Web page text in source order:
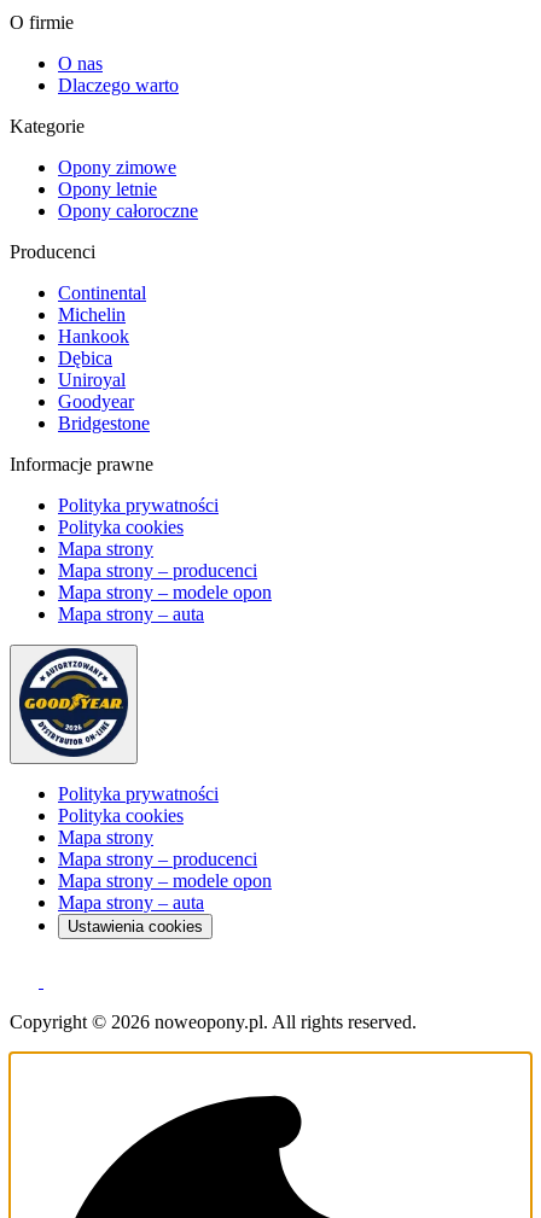
O firmie
O nas
Dlaczego warto
Kategorie
Opony zimowe
Opony letnie
Opony całoroczne
Producenci
Continental
Michelin
Hankook
Dębica
Uniroyal
Goodyear
Bridgestone
Informacje prawne
Polityka prywatności
Polityka cookies
Mapa strony
Mapa strony – producenci
Mapa strony – modele opon
Mapa strony – auta
Polityka prywatności
Polityka cookies
Mapa strony
Mapa strony – producenci
Mapa strony – modele opon
Mapa strony – auta
Ustawienia cookies
Copyright © 2026 noweopony.pl. All rights reserved.